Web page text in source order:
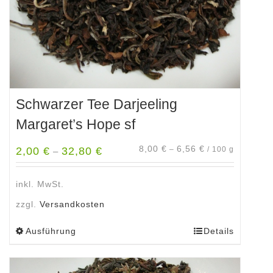
Produktseite
gewählt
werden
Schwarzer Tee Darjeeling
Margaret’s Hope sf
2,00 € – 32,80 € 8,00 € – 6,56 € / 100 g
inkl. MwSt.
zzgl. Versandkosten
Ausführung
weist
Details